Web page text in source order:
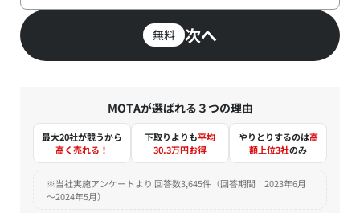
無料 次へ
MOTAが選ばれる３つの理由
最大20社が競うから
高く売れる！
下取りよりも平均
30.3万円お得
やりとりするのは高
額上位3社のみ
※当社実施アンケートより 回答数3,645件（回答期間：2023年6月
～2024年5月）